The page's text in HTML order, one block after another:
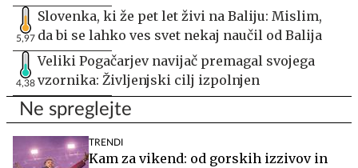
5,97
Slovenka, ki že pet let živi na Baliju: Mislim,
da bi se lahko ves svet nekaj naučil od Balija
4,38
Veliki Pogačarjev navijač premagal svojega
vzornika: Življenjski cilj izpolnjen
Ne spreglejte
TRENDI
Kam za vikend: od gorskih izzivov in